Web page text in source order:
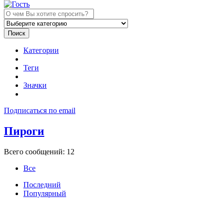
Поиск
Категории
Теги
Значки
Подписаться по email
Пироги
Всего сообщений: 12
Все
Последний
Популярный